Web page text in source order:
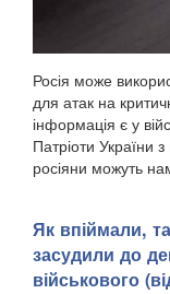
Росія може
для атак на
інформація є у
Патріоти України
росіяни можуть
Як впіймали,
засудили до
військового